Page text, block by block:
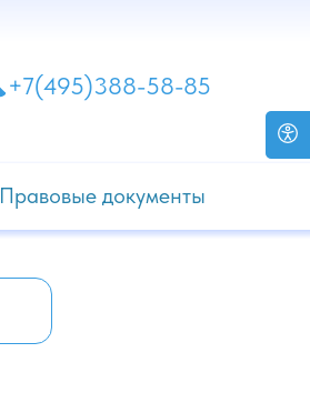
Правовые документы
+7(495)388-58-85